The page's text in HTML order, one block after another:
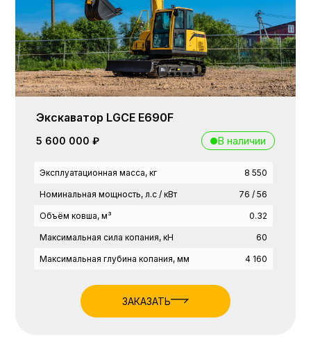
Экскаватор LGCE E690F
5 600 000 ₽ В наличии
Эксплуатационная масса, кг 8 550
Номинальная мощность, л.с / кВт 76 / 56
Объём ковша, м³ 0.32
Максимальная сила копания, кН 60
Максимальная глубина копания, мм 4 160
ЗАКАЗАТЬ